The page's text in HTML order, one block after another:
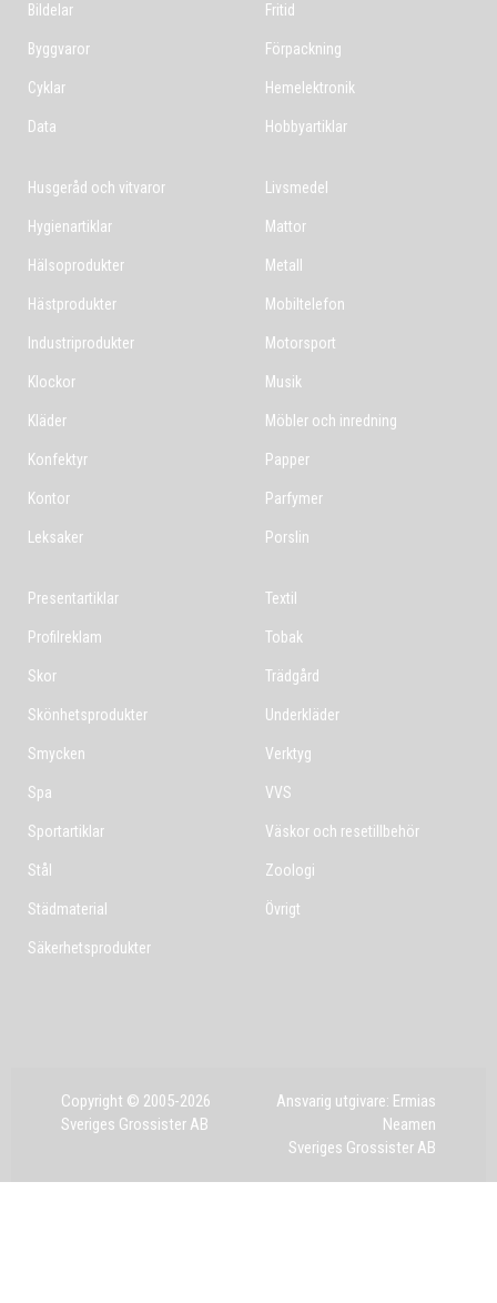
Bildelar
Byggvaror
Cyklar
Data
Fritid
Förpackning
Hemelektronik
Hobbyartiklar
Husgeråd och vitvaror
Hygienartiklar
Hälsoprodukter
Hästprodukter
Industriprodukter
Klockor
Kläder
Konfektyr
Kontor
Leksaker
Livsmedel
Mattor
Metall
Mobiltelefon
Motorsport
Musik
Möbler och inredning
Papper
Parfymer
Porslin
Presentartiklar
Profilreklam
Skor
Skönhetsprodukter
Smycken
Spa
Sportartiklar
Stål
Städmaterial
Säkerhetsprodukter
Textil
Tobak
Trädgård
Underkläder
Verktyg
VVS
Väskor och resetillbehör
Zoologi
Övrigt
Copyright © 2005-2026
Sveriges Grossister AB
Ansvarig utgivare: Ermias
Neamen
Sveriges Grossister AB